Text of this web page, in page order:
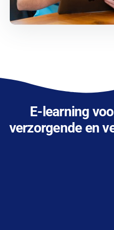
E-learning
verzorgende en